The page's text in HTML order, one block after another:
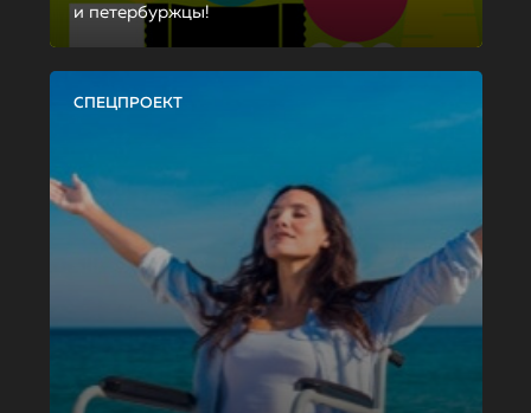
и петербуржцы!
СПЕЦПРОЕКТ